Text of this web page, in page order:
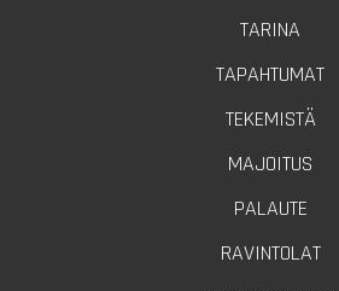
TARINA
TAPAHTUMAT
TEKEMISTÄ
MAJOITUS
PALAUTE
RAVINTOLAT